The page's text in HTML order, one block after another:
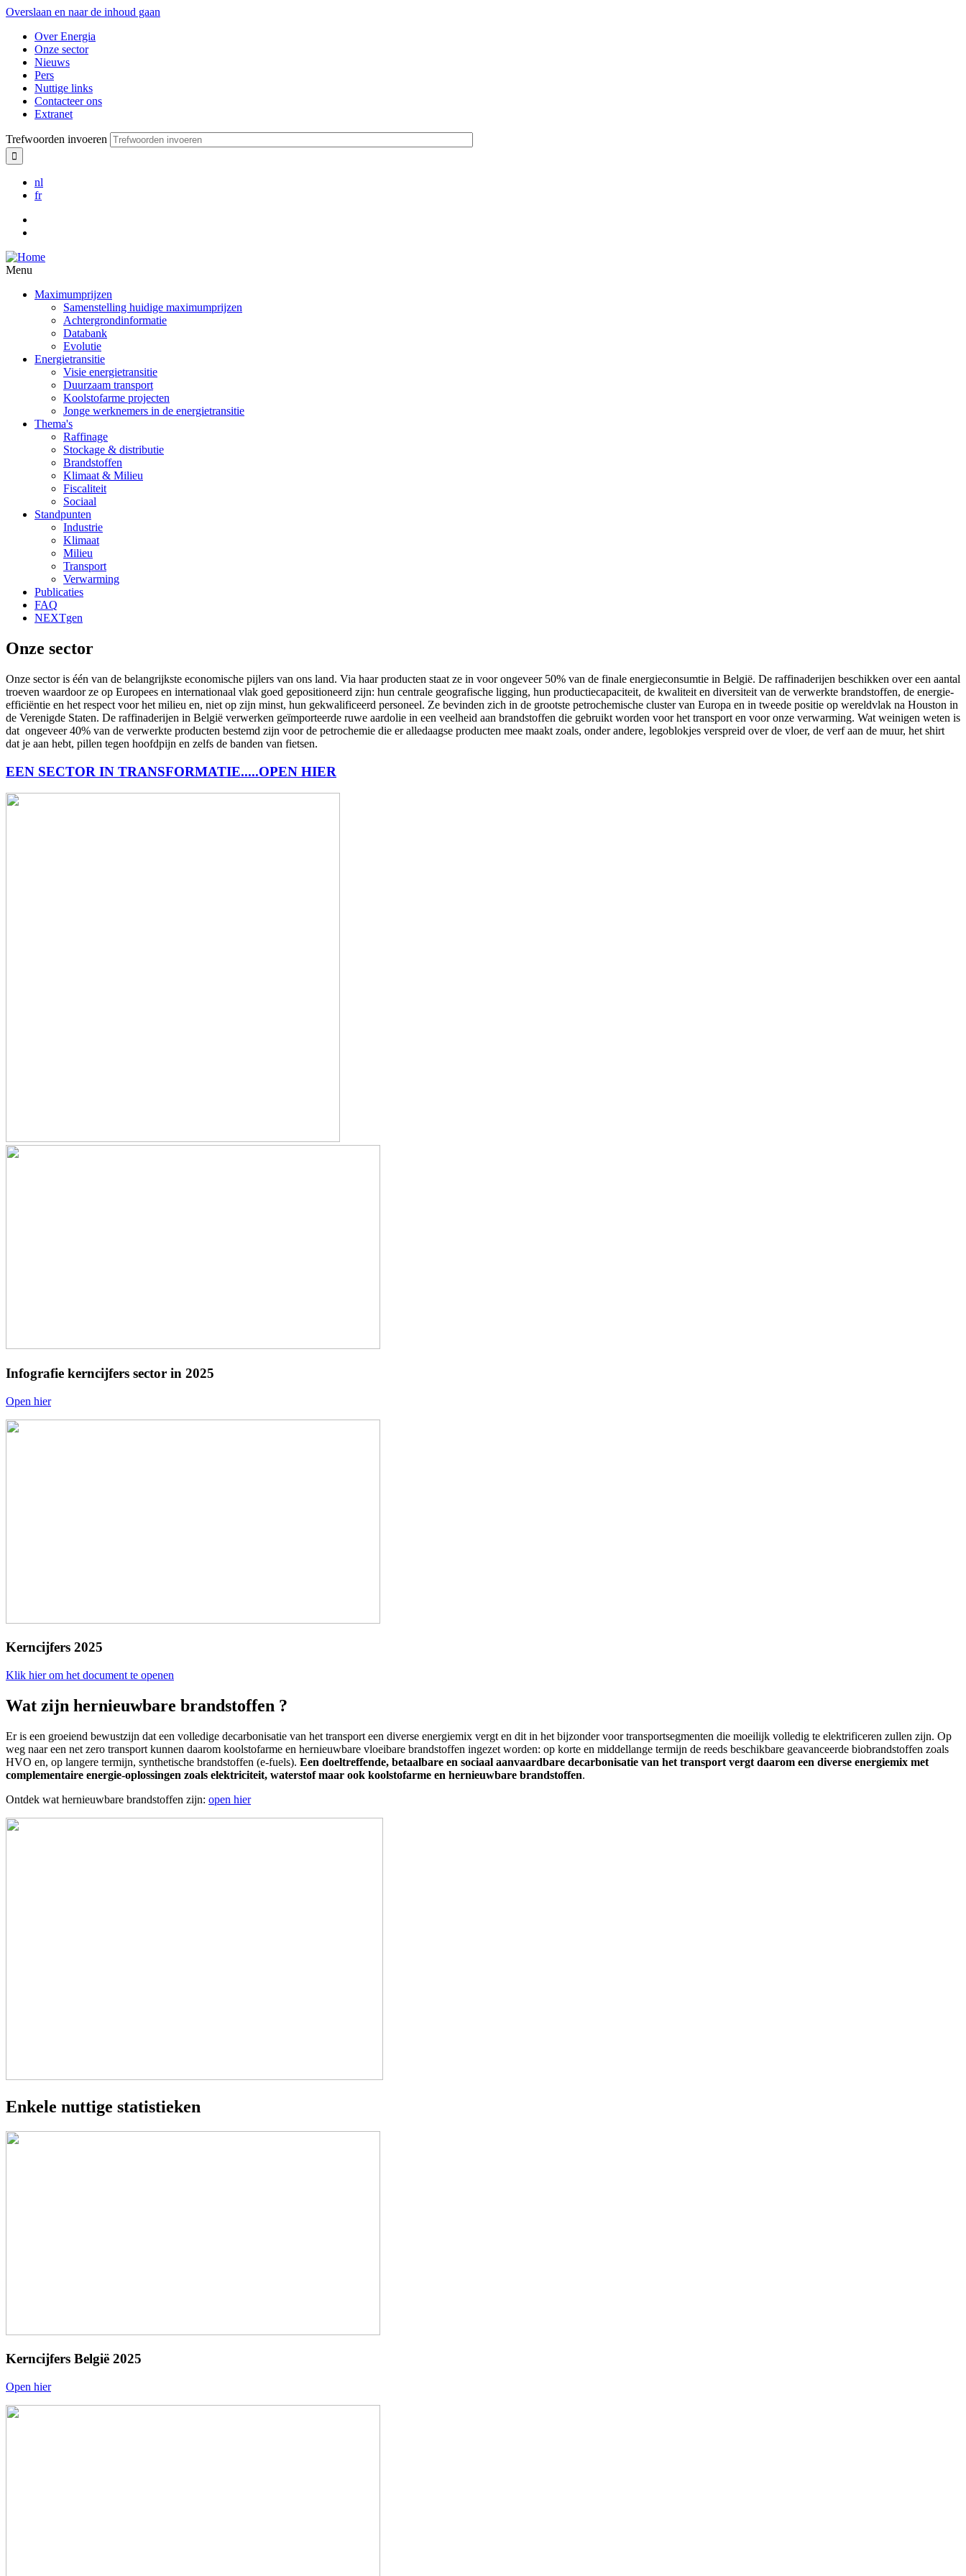
Overslaan en naar de inhoud gaan
Over Energia
Onze sector
Nieuws
Pers
Nuttige links
Contacteer ons
Extranet
Trefwoorden invoeren
nl
fr
Menu
Maximumprijzen
Samenstelling huidige maximumprijzen
Achtergrondinformatie
Databank
Evolutie
Energietransitie
Visie energietransitie
Duurzaam transport
Koolstofarme projecten
Jonge werknemers in de energietransitie
Thema's
Raffinage
Stockage & distributie
Brandstoffen
Klimaat & Milieu
Fiscaliteit
Sociaal
Standpunten
Industrie
Klimaat
Milieu
Transport
Verwarming
Publicaties
FAQ
NEXTgen
Onze sector
Onze sector is één van de belangrijkste economische pijlers van ons land. Via haar producten staat ze in voor ongeveer 50% van de finale energieconsumtie in België. De raffinaderijen beschikken over een aantal
troeven waardoor ze op Europees en internationaal vlak goed gepositioneerd zijn: hun centrale geografische ligging, hun productiecapaciteit, de kwaliteit en diversiteit van de verwerkte brandstoffen, de energie-
efficiëntie en het respect voor het milieu en, niet op zijn minst, hun gekwalificeerd personeel. Ze bevinden zich in de grootste petrochemische cluster van Europa en in tweede positie op wereldvlak na Houston in
de Verenigde Staten. De raffinaderijen in België verwerken geïmporteerde ruwe aardolie in een veelheid aan brandstoffen die gebruikt worden voor het transport en voor onze verwarming. Wat weinigen weten is
dat ongeveer 40% van de verwerkte producten bestemd zijn voor de petrochemie die er alledaagse producten mee maakt zoals, onder andere, legoblokjes verspreid over de vloer, de verf aan de muur, het shirt
dat je aan hebt, pillen tegen hoofdpijn en zelfs de banden van fietsen.
EEN SECTOR IN TRANSFORMATIE.....OPEN HIER
Infografie kerncijfers sector in 2025
Open hier
Kerncijfers 2025
Klik hier om het document te openen
Wat zijn hernieuwbare brandstoffen ?
Er is een groeiend bewustzijn dat een volledige decarbonisatie van het transport een diverse energiemix vergt en dit in het bijzonder voor transportsegmenten die moeilijk volledig te elektrificeren zullen zijn. Op
weg naar een net zero transport kunnen daarom koolstofarme en hernieuwbare vloeibare brandstoffen ingezet worden: op korte en middellange termijn de reeds beschikbare geavanceerde biobrandstoffen zoals
HVO en, op langere termijn, synthetische brandstoffen (e-fuels). Een doeltreffende, betaalbare en sociaal aanvaardbare decarbonisatie van het transport vergt daarom een diverse energiemix met
complementaire energie-oplossingen zoals elektriciteit, waterstofmaar ook koolstofarme en hernieuwbare brandstoffen.
Ontdek wat hernieuwbare brandstoffen zijn: open hier
Enkele nuttige statistieken
Kerncijfers België 2025
Open hier